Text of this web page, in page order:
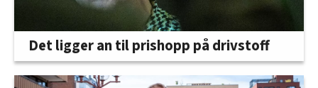
Det ligger an til prishopp på drivstoff